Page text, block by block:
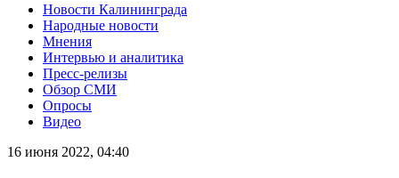
Новости Калининграда
Народные новости
Мнения
Интервью и аналитика
Пресс-релизы
Обзор СМИ
Опросы
Видео
16 июня 2022, 04:40